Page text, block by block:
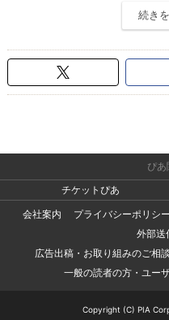
続き
ぴあ
チケットぴあ
会社案内
プライバシーポリシー
外部送
広告出稿・お取り組みのご相
一般の読者の方・ユー
Copyright (C) PIA